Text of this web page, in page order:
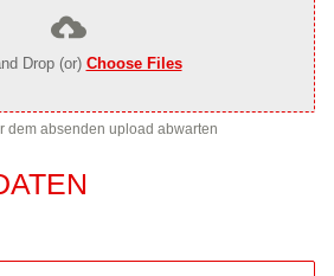
Drop (or) Choose Files
dem absenden upload abwarten